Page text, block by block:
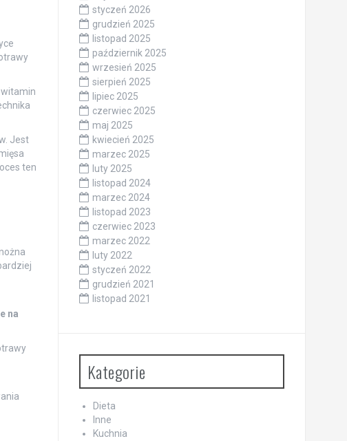
witamin
Jest
ten
na
styczeń 2026
grudzień 2025
listopad 2025
październik 2025
wrzesień 2025
sierpień 2025
lipiec 2025
czerwiec 2025
maj 2025
kwiecień 2025
marzec 2025
luty 2025
listopad 2024
marzec 2024
listopad 2023
czerwiec 2023
marzec 2022
luty 2022
styczeń 2022
grudzień 2021
listopad 2021
Kategorie
Dieta
Inne
Kuchnia